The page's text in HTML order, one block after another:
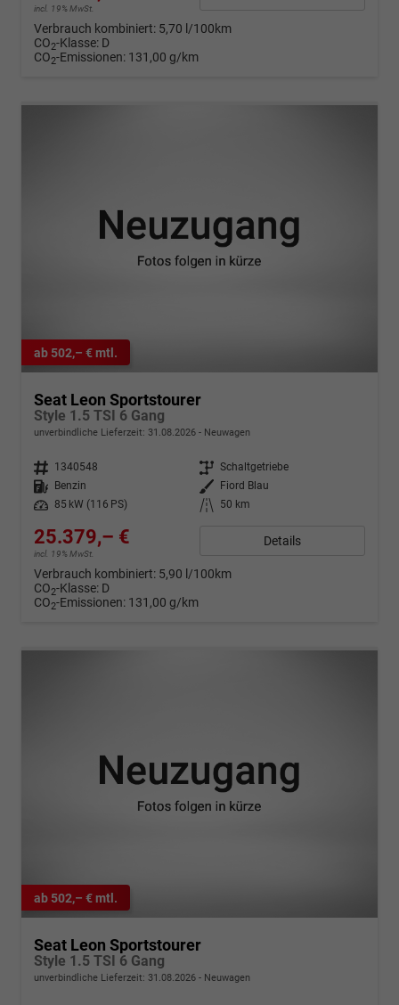
incl. 19% MwSt.
Verbrauch kombiniert: 5,70 l/100km
CO2-Klasse: D
CO2-Emissionen: 131,00 g/km
ab 502,– € mtl.
Seat Leon Sportstourer
Style 1.5 TSI 6 Gang
unverbindliche Lieferzeit: 31.08.2026 Neuwagen
Fahrzeugnr. 1340548 Getriebe Schaltgetriebe
Kraftstoff
Benzin Außenfarbe
Fiord Blau
Leistung
85 kW (116 PS) Kilometerstand 50 km
25.379,– €
incl. 19% MwSt.
Details
Verbrauch kombiniert: 5,90 l/100km
CO2-Klasse: D
CO2-Emissionen: 131,00 g/km
ab 502,– € mtl.
Seat Leon Sportstourer
Style 1.5 TSI 6 Gang
unverbindliche Lieferzeit: 31.08.2026 Neuwagen